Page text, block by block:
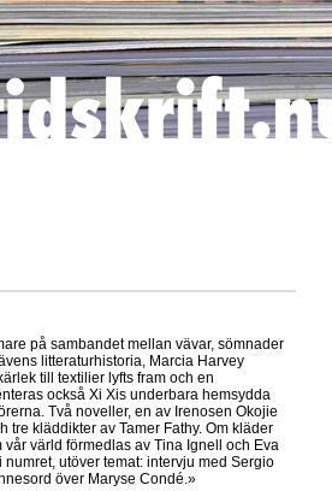
på sambandet mellan vävar, sömnader
litteraturhistoria, Marcia Harvey
till textilier lyfts fram och en
också Xi Xis underbara hemsydda
Två noveller, en av Irenosen Okojie
tre kläddikter av Tamer Fathy. Om kläder
värld förmedlas av Tina Ignell och Eva
utöver temat: intervju med Sergio
över Maryse Condé.»